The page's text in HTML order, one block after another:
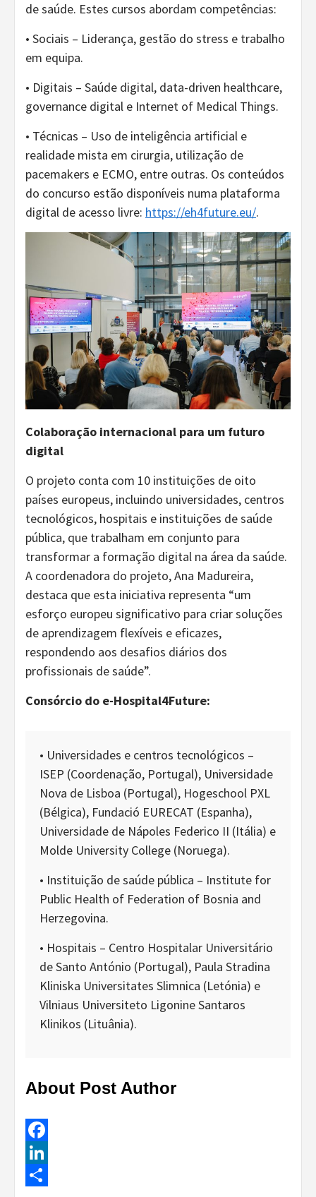
de saúde. Estes cursos abordam competências:
• Sociais – Liderança, gestão do stress e trabalho
em equipa.
• Digitais – Saúde digital, data-driven healthcare,
governance digital e Internet of Medical Things.
• Técnicas – Uso de inteligência artificial e
realidade mista em cirurgia, utilização de
pacemakers e ECMO, entre outras. Os conteúdos
do concurso estão disponíveis numa plataforma
digital de acesso livre: https://eh4future.eu/.
Colaboração internacional para um futuro
digital
O projeto conta com 10 instituições de oito
países europeus, incluindo universidades, centros
tecnológicos, hospitais e instituições de saúde
pública, que trabalham em conjunto para
transformar a formação digital na área da saúde.
A coordenadora do projeto, Ana Madureira,
destaca que esta iniciativa representa “um
esforço europeu significativo para criar soluções
de aprendizagem flexíveis e eficazes,
respondendo aos desafios diários dos
profissionais de saúde”.
Consórcio do e-Hospital4Future:
• Universidades e centros tecnológicos –
ISEP (Coordenação, Portugal), Universidade
Nova de Lisboa (Portugal), Hogeschool PXL
(Bélgica), Fundació EURECAT (Espanha),
Universidade de Nápoles Federico II (Itália) e
Molde University College (Noruega).
• Instituição de saúde pública – Institute for
Public Health of Federation of Bosnia and
Herzegovina.
• Hospitais – Centro Hospitalar Universitário
de Santo António (Portugal), Paula Stradina
Kliniska Universitates Slimnica (Letónia) e
Vilniaus Universiteto Ligonine Santaros
Klinikos (Lituânia).
About Post Author
Facebook
LinkedIn